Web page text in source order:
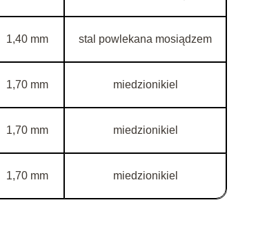
1,40 mm stal powlekana mosiądzem
1,70 mm miedzionikiel
1,70 mm miedzionikiel
1,70 mm miedzionikiel